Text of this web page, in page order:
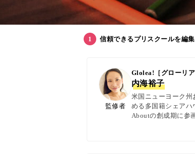
信頼できるプリスクールを編
監修者
Glolea!［グローリ
内海裕子
米国ニューヨーク
める多国籍シェア
Aboutの創成期に参
日本語の4言語を